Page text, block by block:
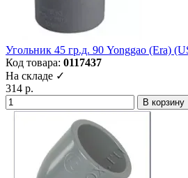
Угольник 45 гр.д. 90 Yonggao (Era)
Код товара: 0117437
На складе ✓
314 р.
В корзину